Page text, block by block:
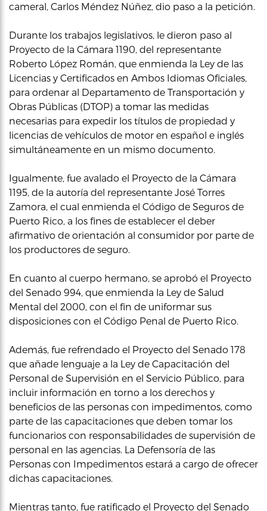
cameral, Carlos Méndez Núñez, dio paso a la petición.
Durante los trabajos legislativos, le dieron paso al
Proyecto de la Cámara 1190, del representante
Roberto López Román, que enmienda la Ley de las
Licencias y Certificados en Ambos Idiomas Oficiales,
para ordenar al Departamento de Transportación y
Obras Públicas (DTOP) a tomar las medidas
necesarias para expedir los títulos de propiedad y
licencias de vehículos de motor en español e inglés
simultáneamente en un mismo documento.
Igualmente, fue avalado el Proyecto de la Cámara
1195, de la autoría del representante José Torres
Zamora, el cual enmienda el Código de Seguros de
Puerto Rico, a los fines de establecer el deber
afirmativo de orientación al consumidor por parte de
los productores de seguro.
En cuanto al cuerpo hermano, se aprobó el Proyecto
del Senado 994, que enmienda la Ley de Salud
Mental del 2000, con el fin de uniformar sus
disposiciones con el Código Penal de Puerto Rico.
Además, fue refrendado el Proyecto del Senado 178
que añade lenguaje a la Ley de Capacitación del
Personal de Supervisión en el Servicio Público, para
incluir información en torno a los derechos y
beneficios de las personas con impedimentos, como
parte de las capacitaciones que deben tomar los
funcionarios con responsabilidades de supervisión de
personal en las agencias. La Defensoría de las
Personas con Impedimentos estará a cargo de ofrecer
dichas capacitaciones.
Mientras tanto, fue ratificado el Proyecto del Senado